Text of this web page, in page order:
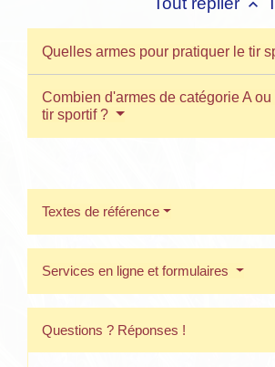
keyboard_arrow_up
Quelles armes pour pratiquer le tir
Combien d'armes de catégorie A
tir sportif ?
Textes de référence
Services en ligne et formulaires
Questions ? Réponses !